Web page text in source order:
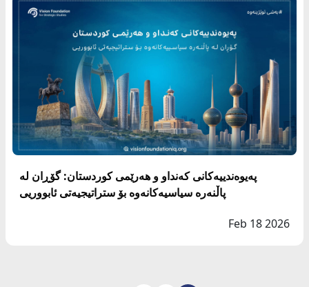
په‌یوه‌ندییه‌كانی كه‌نداو و هه‌رێمی كوردستان: گۆڕان له‌
پاڵنه‌ره‌ سیاسیه‌كانه‌وه‌ بۆ ستراتیجیه‌تی ئابووریی
Feb 18 2026